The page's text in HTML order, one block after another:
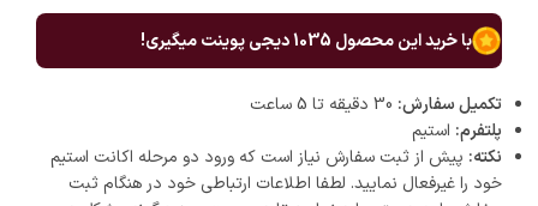
با خرید این محصول 1035دیجی پوینت میگیری!
تکمیل سفارش:
پلتفرم: استیم
نکته: پیش از ثبت سفارش نیاز است که ورود دو مرحله اکانت استیم
خود را غیرفعال نمایید. لطفا اطلاعات ارتباطی خود در هنگام ثبت